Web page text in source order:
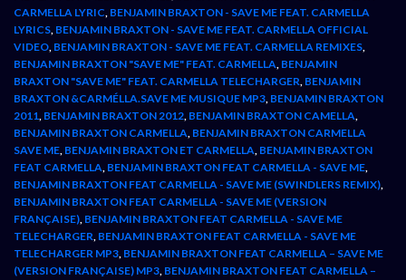
CARMELLA LYRIC, BENJAMIN BRAXTON - SAVE ME FEAT. CARMELLA
LYRICS, BENJAMIN BRAXTON - SAVE ME FEAT. CARMELLA OFFICIAL
VIDEO, BENJAMIN BRAXTON - SAVE ME FEAT. CARMELLA REMIXES,
BENJAMIN BRAXTON "SAVE ME" FEAT. CARMELLA, BENJAMIN
BRAXTON "SAVE ME" FEAT. CARMELLA TELECHARGER, BENJAMIN
BRAXTON &CARMÉLLA.SAVE ME MUSIQUE MP3, BENJAMIN BRAXTON
2011, BENJAMIN BRAXTON 2012, BENJAMIN BRAXTON CAMELLA,
BENJAMIN BRAXTON CARMELLA, BENJAMIN BRAXTON CARMELLA
SAVE ME, BENJAMIN BRAXTON ET CARMELLA, BENJAMIN BRAXTON
FEAT CARMELLA, BENJAMIN BRAXTON FEAT CARMELLA - SAVE ME,
BENJAMIN BRAXTON FEAT CARMELLA - SAVE ME (SWINDLERS REMIX),
BENJAMIN BRAXTON FEAT CARMELLA - SAVE ME (VERSION
FRANÇAISE), BENJAMIN BRAXTON FEAT CARMELLA - SAVE ME
TELECHARGER, BENJAMIN BRAXTON FEAT CARMELLA - SAVE ME
TELECHARGER MP3, BENJAMIN BRAXTON FEAT CARMELLA – SAVE ME
(VERSION FRANÇAISE) MP3, BENJAMIN BRAXTON FEAT CARMELLA –